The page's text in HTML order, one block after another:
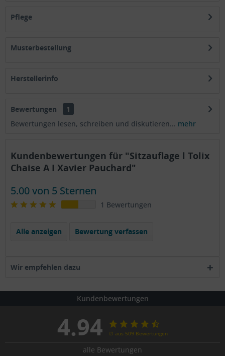
Pflege
Musterbestellung
Herstellerinfo
Bewertungen
1
Bewertungen lesen, schreiben und diskutieren... mehr
Kundenbewertungen für "Sitzauflage l Tolix
Chaise A I Xavier Pauchard"
5.00 von 5 Sternen
1 Bewertungen
Alle anzeigen Bewertung verfassen
Wir empfehlen dazu
Kundenbewertungen
4.94 ∅ aus 509 Bewertungen
alle Bewertungen